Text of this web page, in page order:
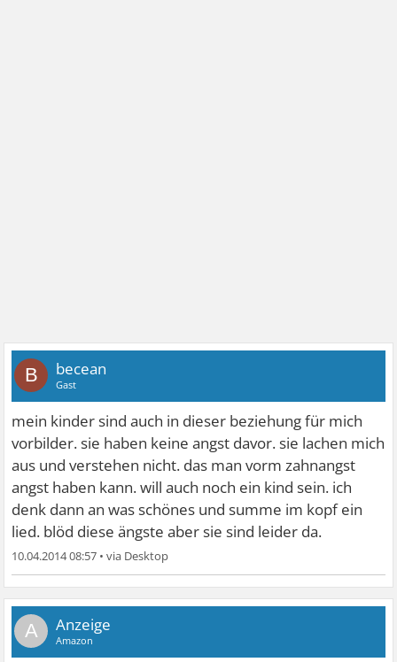
B becean
Gast
mein kinder sind auch in dieser beziehung für mich
vorbilder. sie haben keine angst davor. sie lachen mich
aus und verstehen nicht. das man vorm zahnangst
angst haben kann. will auch noch ein kind sein. ich
denk dann an was schönes und summe im kopf ein
lied. blöd diese ängste aber sie sind leider da.
10.04.2014 08:57 •
A